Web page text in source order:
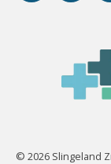
© 2026 Slingeland